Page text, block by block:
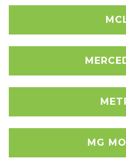
MG